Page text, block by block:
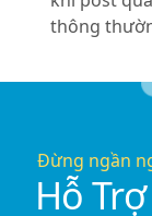
thông
Đừng ngần
Hỗ